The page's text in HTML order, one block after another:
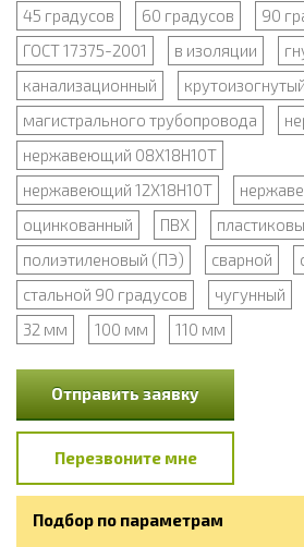
45 градусов 60 градусов
90
ГОСТ 17375-2001
в изоляции
канализационный
крутоизогнутый
магистрального трубопровода
нержавеющий 08Х18Н10Т
нержавеющий 12Х18Н10Т
оцинкованный
ПВХ
полиэтиленовый (ПЭ)
сварной
стальной 90 градусов
чугунный
32 мм
100 мм 110 мм
Отправить заявку
Перезвоните мне
Подбор по параметрам